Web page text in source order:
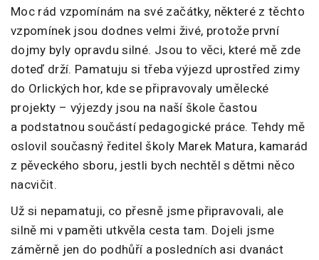
Moc rád vzpomínám na své začátky, některé z těchto
vzpomínek jsou dodnes velmi živé, protože první
dojmy byly opravdu silné. Jsou to věci, které mě zde
doteď drží. Pamatuju si třeba výjezd uprostřed zimy
do Orlických hor, kde se připravovaly umělecké
projekty – výjezdy jsou na naší škole častou
a podstatnou součástí pedagogické práce. Tehdy mě
oslovil současný ředitel školy Marek Matura, kamarád
z pěveckého sboru, jestli bych nechtěl s dětmi něco
nacvičit.
Už si nepamatuji, co přesně jsme připravovali, ale
silně mi v paměti utkvěla cesta tam. Dojeli jsme
záměrně jen do podhůří a posledních asi dvanáct